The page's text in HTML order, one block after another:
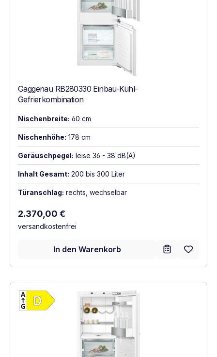
Gaggenau RB280330 Einbau-Kühl-
Gefrierkombination
Nischenbreite: 60 cm
Nischenhöhe: 178 cm
Geräuschpegel: leise 36 - 38 dB(A)
Inhalt Gesamt: 200 bis 300 Liter
Türanschlag: rechts, wechselbar
Regulärer Preis:
2.370,00 €
versandkostenfrei
In den Warenkorb
Vollständiges Energielabel anzeigen
Energieklasse D. Höchste bis niedrigste